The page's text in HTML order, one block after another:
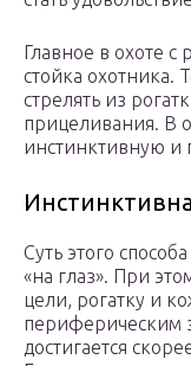
Главное в охоте с
стойка охотника.
стрелять из
прицеливания. В
инстинктивную и
Суть этого
«на глаз». При
цели, рогатку и
периферическим
достигается